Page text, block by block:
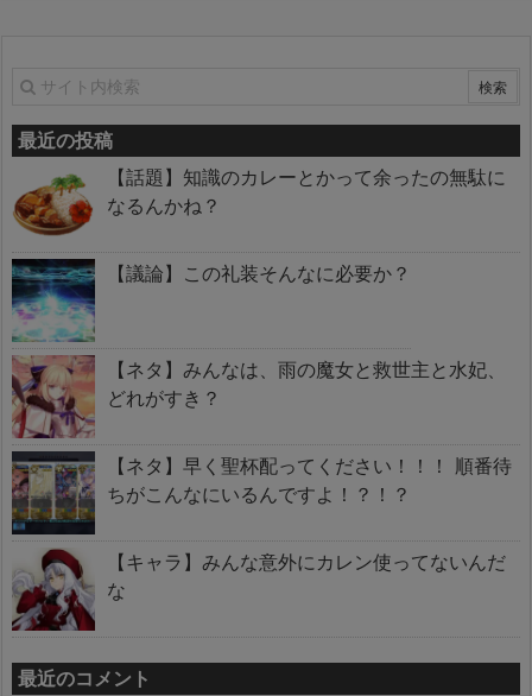
最近の投稿
【話題】知識のカレーとかって余ったの無駄に
なるんかね？
【議論】この礼装そんなに必要か？
【ネタ】みんなは、雨の魔女と救世主と水妃、
どれがすき？
【ネタ】早く聖杯配ってください！！！ 順番待
ちがこんなにいるんですよ！？！？
【キャラ】みんな意外にカレン使ってないんだ
な
最近のコメント